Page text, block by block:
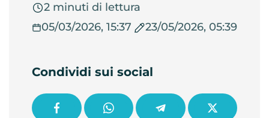
2 minuti di lettura
05/03/2026, 15:37
23/05/2026, 05:39
Condividi sui social